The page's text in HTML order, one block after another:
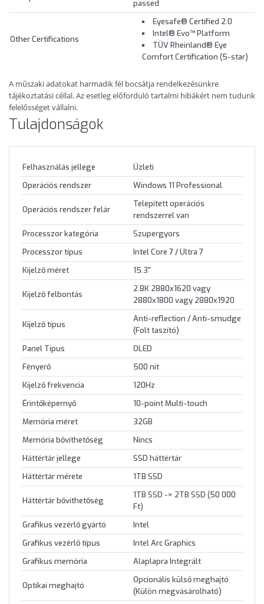
passed
Other Certifications
Eyesafe® Certified 2.0
Intel® Evo™ Platform
TÜV Rheinland® Eye
Comfort Certification (5-star)
A műszaki adatokat harmadik fél bocsátja rendelkezésünkre
tájékoztatási céllal. Az esetleg előforduló tartalmi hibákért nem tudunk
felelősséget vállalni.
Tulajdonságok
Felhasználás jellege
Üzleti
Operációs rendszer
Windows 11 Professional
Operációs rendszer felár
Telepített operációs
rendszerrel van
Processzor kategória
Szupergyors
Processzor típus
Intel Core 7 / Ultra 7
Kijelző méret
15.3"
Kijelző felbontás
2.8K 2880x1620 vagy
2880x1800 vagy 2880x1920
Kijelző típus
Anti-reflection / Anti-smudge
(Folt taszító)
Panel Típus
OLED
Fényerő
500 nit
Kijelző frekvencia
120Hz
Érintőképernyő
10-point Multi-touch
Memória méret
32GB
Memória bővíthetőség
Nincs
Háttértár jellege
SSD háttértár
Háttértár mérete
1TB SSD
Háttértár bővíthetőség
1TB SSD -> 2TB SSD (50 000
Ft)
Grafikus vezérlő gyártó
Intel
Grafikus vezérlő típus
Intel Arc Graphics
Grafikus memória
Alaplapra Integrált
Optikai meghajtó
Opcionális külső meghajtó
(Külön megvásárolható)